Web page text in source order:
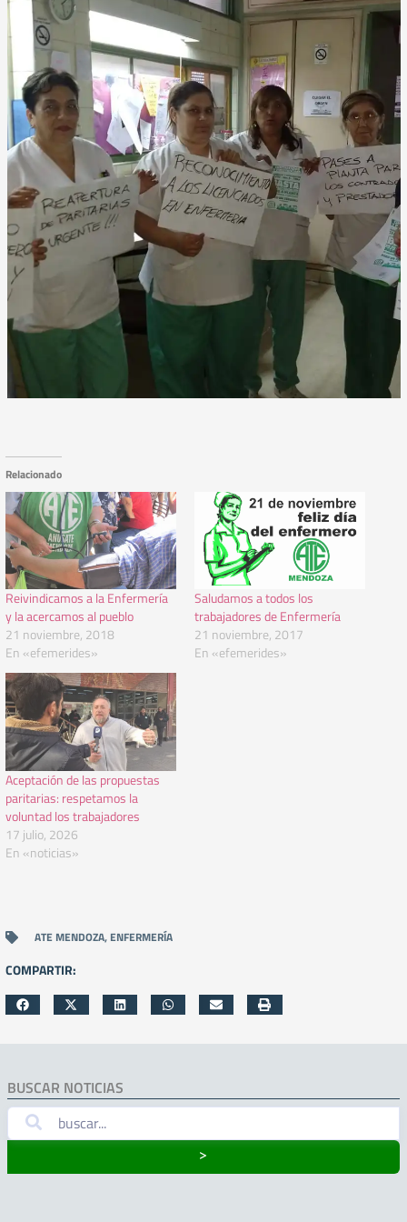
Relacionado
Reivindicamos a la Enfermería
y la acercamos al pueblo
21 noviembre, 2018
En «efemerides»
Saludamos a todos los
trabajadores de Enfermería
21 noviembre, 2017
En «efemerides»
Aceptación de las propuestas
paritarias: respetamos la
voluntad los trabajadores
17 julio, 2026
En «noticias»
ATE MENDOZA, ENFERMERÍA
COMPARTIR:
BUSCAR NOTICIAS
˃